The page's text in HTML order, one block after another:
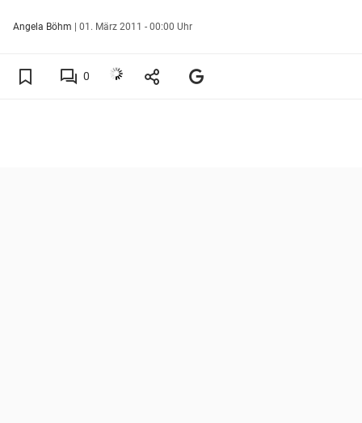
Angela Böhm | 01. März 2011 - 00:00 Uhr
0